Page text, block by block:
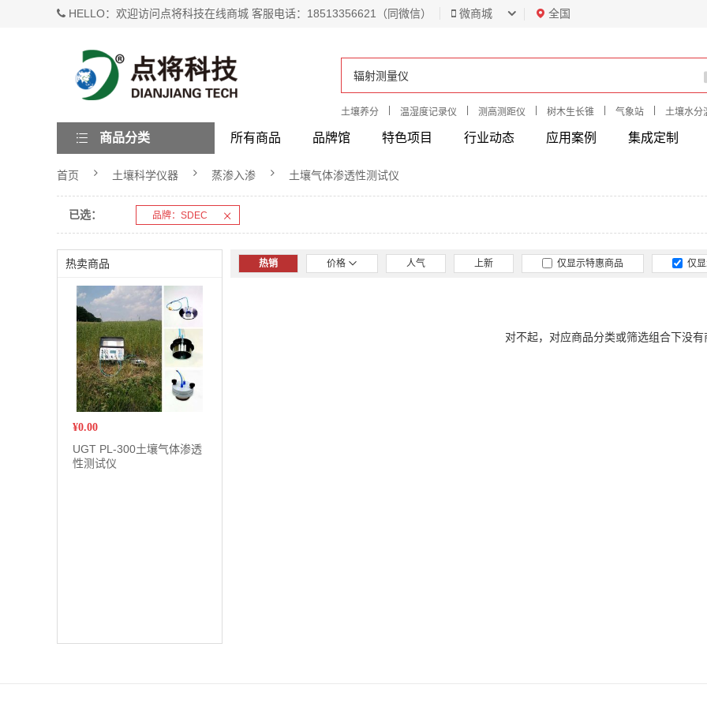
HELLO：欢迎访问点将科技在线商城 客服电话：18513356621（同微信） 微商城 全国
土壤养分 温湿度记录仪 测高测距仪 树木生长锥 气象站 土壤水分
所有商品 品牌馆 特色项目 行业动态 应用案例 集成定制
商品分类
首页 土壤科学仪器 蒸渗入渗 土壤气体渗透性测试仪
已选： 品牌：SDEC
热卖商品
¥0.00
UGT PL-300土壤气体渗透
性测试仪
热销 价格 人气 上新 仅显示特惠商品 仅
对不起，对应商品分类或筛选组合下没有